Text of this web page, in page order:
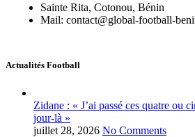
Sainte Rita, Cotonou, Bénin
Mail: contact@global-football-
Actualités Football
Zidane : « J’ai passé ces quatre ou
jour-là »
juillet 28, 2026 No Comments